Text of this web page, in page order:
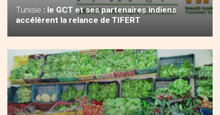
Tunisie : le GCT et ses partenaires indiens
accélèrent la relance de TIFERT